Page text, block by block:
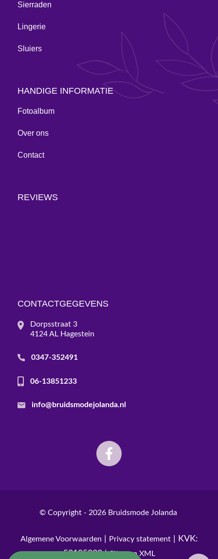
Sierraden
Lingerie
Sluiers
HANDIGE INFORMATIE
Fotoalbum
Over ons
Contact
REVIEWS
CONTACTGEGEVENS
Dorpsstraat 3
4124 AL Hagestein
0347-352491
06-13851233
info@bruidsmodejolanda.nl
© Copyright - 2026 Bruidsmode Jolanda
Algemene Voorwaarden Privacy statement| KVK:
52185230 |Sitemap XML